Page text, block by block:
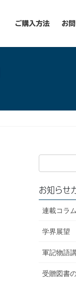
ご購入方法 お
お知らせ
連載コラ
学界展望
軍記物語
受贈図書